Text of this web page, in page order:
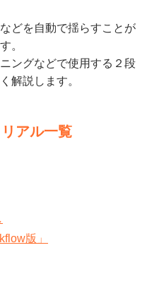
どを自動で揺らすことが
。
ングなどで使用する２段
解説します。
アル一覧
版」